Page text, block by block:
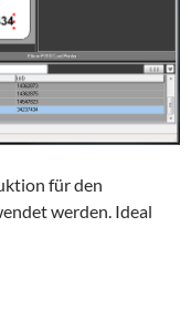
für den
werden. Ideal